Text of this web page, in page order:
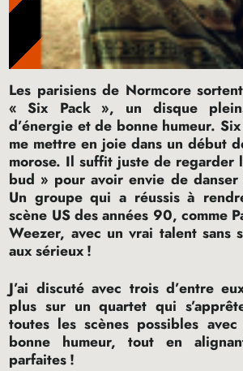
Les parisiens de Normcore
« Six Pack », un disque
d’énergie et de bonne humeur.
me mettre en joie dans un début
morose. Il suffit juste de regarder
bud » pour avoir envie de
Un groupe qui a réussis à
scène USdes années 90, comme
Weezer, avec un vrai talent sans
aux sérieux!
J’ai discuté avec trois d’entre
plus sur un quartet qui
toutes les scènes possibles
bonne humeur, tout en
parfaites!